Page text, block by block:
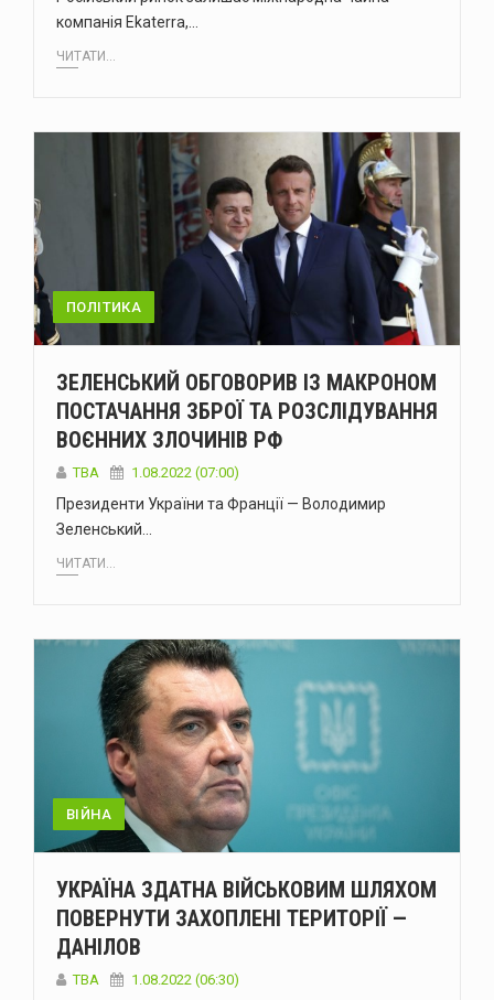
компанія Ekaterra,…
ЧИТАТИ...
ПОЛІТИКА
ЗЕЛЕНСЬКИЙ ОБГОВОРИВ ІЗ МАКРОНОМ
ПОСТАЧАННЯ ЗБРОЇ ТА РОЗСЛІДУВАННЯ
ВОЄННИХ ЗЛОЧИНІВ РФ
ТВА 1.08.2022 (07:00)
Президенти України та Франції — Володимир
Зеленський…
ЧИТАТИ...
ВІЙНА
УКРАЇНА ЗДАТНА ВІЙСЬКОВИМ ШЛЯХОМ
ПОВЕРНУТИ ЗАХОПЛЕНІ ТЕРИТОРІЇ —
ДАНІЛОВ
ТВА 1.08.2022 (06:30)